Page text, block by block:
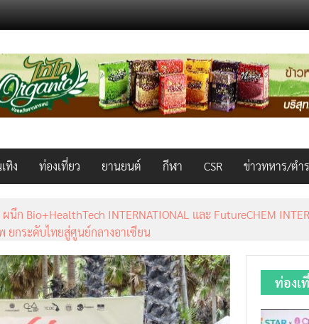
ทิง ท่องเที่ยว ยานยนต์ กีฬา CSR ข่าวทหาร/ตำ
นึก Bio+HealthTech INTERNATIONAL และ FutureCHEM
ยกระดับไทยสู่ศูนย์กลางอาเซียน
ท่องเ